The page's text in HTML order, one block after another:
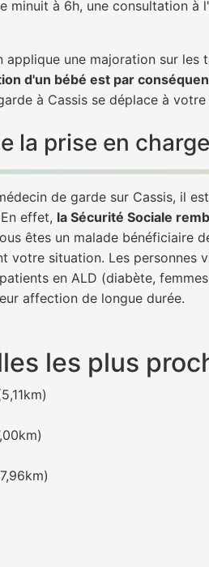
minuit à 6h, une consultation
applique une majoration sur
d'un bébé est par
à Cassis se déplace à
la prise en
de garde sur Cassis, il
effet, la Sécurité Sociale
êtes un malade bénéficiaire
votre situation. Les personnes
en ALD (diabète,
affection de longue durée.
les plus